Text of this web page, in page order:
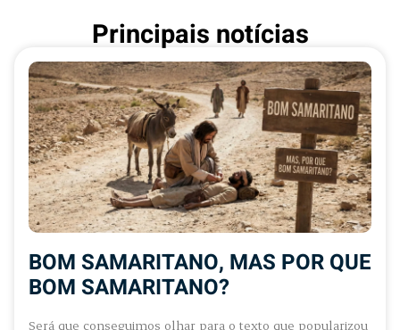
Principais notícias
BOM SAMARITANO, MAS POR QUE
BOM SAMARITANO?
Será que conseguimos olhar para o texto que popularizou